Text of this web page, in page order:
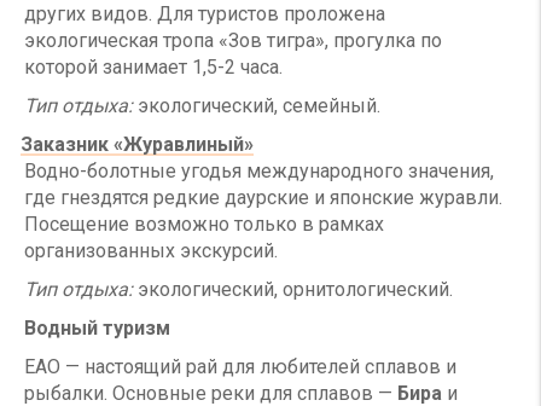
других видов. Для туристов проложена
экологическая тропа «Зов тигра», прогулка по
которой занимает 1,5-2 часа.
Тип отдыха:экологический, семейный.
Заказник «Журавлиный»
Водно-болотные угодья международного значения,
где гнездятся редкие даурские и японские журавли.
Посещение возможно только в рамках
организованных экскурсий.
Тип отдыха:экологический, орнитологический.
Водный туризм
ЕАО — настоящий рай для любителей сплавов и
рыбалки. Основные реки для сплавов — Бира и